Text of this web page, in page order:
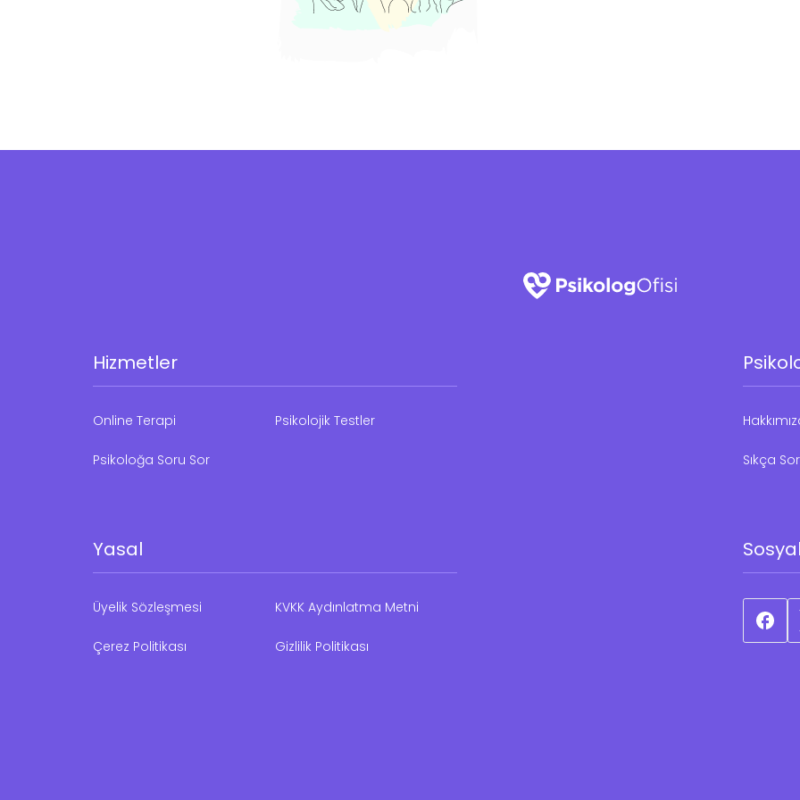
Hizmetler
Online Terapi Psikolojik Testler
Psikoloğa Soru Sor Sıkça
Yasal
Üyelik Sözleşmesi KVKK Aydınlatma Metni
Çerez Politikası Gizlilik Politikası